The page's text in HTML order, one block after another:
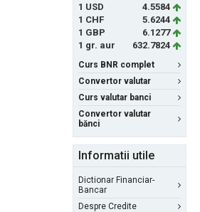
1 USD
4.5584
1 CHF
5.6244
1 GBP
6.1277
1 gr. aur
632.7824
Curs BNR complet
Convertor valutar
Curs valutar banci
Convertor valutar
bănci
Informatii utile
Dictionar Financiar-
Bancar
Despre Credite